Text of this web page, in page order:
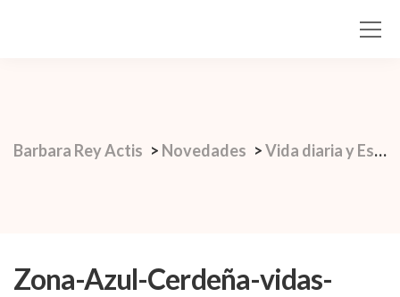
Barbara Rey Actis > Novedades >Vida diaria y Estilo de vida
Zona-Azul-Cerdeña-vidas-